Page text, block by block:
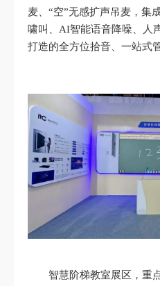
麦、“空”无感扩声吊麦，集
啸叫、AI智能语音降噪、人
打造的全方位拾音、一站式
智慧阶梯教室展区，重